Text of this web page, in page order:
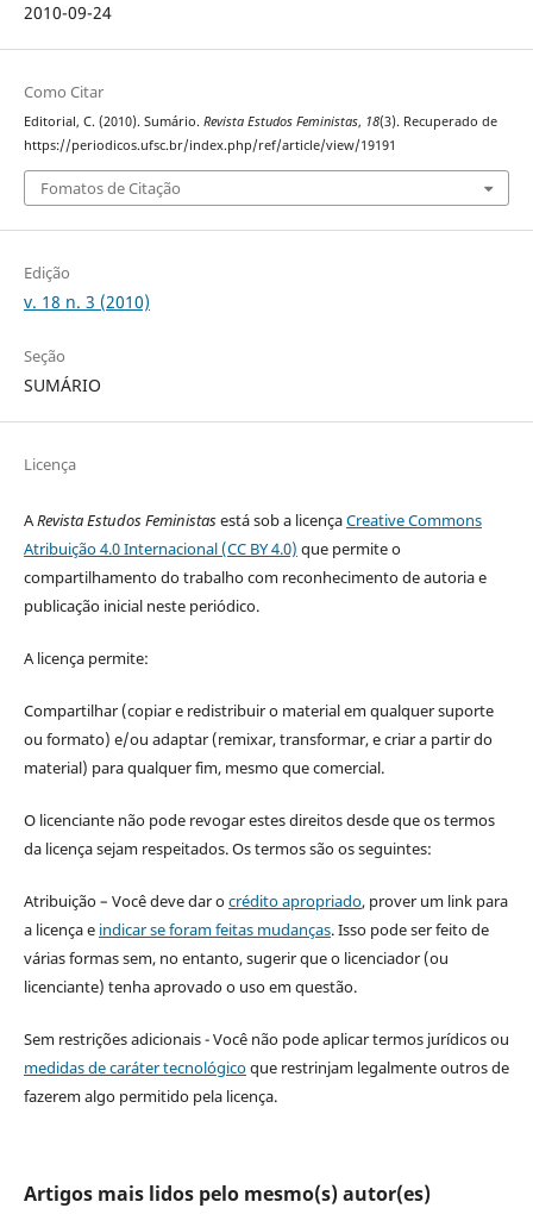
2010-09-24
Como Citar
Editorial, C. (2010). Sumário. Revista Estudos Feministas, 18(3). Recuperado de
https://periodicos.ufsc.br/index.php/ref/article/view/19191
Fomatos de Citação
Edição
v. 18 n. 3 (2010)
Seção
SUMÁRIO
Licença
ARevista Estudos Feministasestá sob a licençaCreative Commons
Atribuição 4.0 Internacional (CC BY 4.0) que permite o
compartilhamento do trabalho com reconhecimento de autoria e
publicação inicial neste periódico.
A licença permite:
Compartilhar (copiar e redistribuir o material em qualquer suporte
ou formato) e/ou adaptar (remixar, transformar, e criar a partir do
material) para qualquer fim, mesmo que comercial.
O licenciante não pode revogar estes direitos desde que os termos
da licença sejam respeitados. Os termos são os seguintes:
Atribuição – Você deve dar ocrédito apropriado, prover um link para
a licença e indicar se foram feitas mudanças. Isso pode ser feito de
várias formas sem, no entanto, sugerir que o licenciador (ou
licenciante) tenha aprovado o uso em questão.
Sem restrições adicionais - Você não pode aplicar termos jurídicos ou
medidas de caráter tecnológicoque restrinjam legalmente outros de
fazerem algo permitido pela licença.
Artigos mais lidos pelo mesmo(s) autor(es)